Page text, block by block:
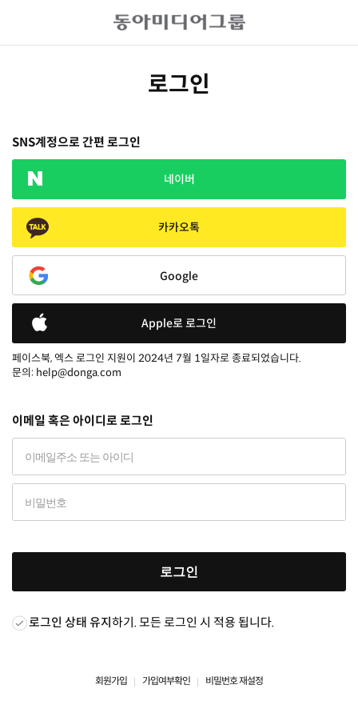
로그인
SNS계정으로 간편 로그인
네이버
카카오톡
Google
Apple로 로그인
페이스북, 엑스 로그인 지원이 2024년 7월 1일자로 종료되었습니다.
문의: help@donga.com
이메일 혹은 아이디로 로그인
로그인
로그인 상태 유지하기. 모든 로그인 시 적용 됩니다.
회원가입 가입여부확인 비밀번호 재설정